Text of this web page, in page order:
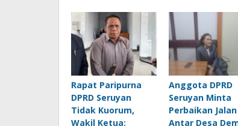
Rapat Paripurna
DPRD Seruyan
Tidak Kuorum,
Wakil Ketua:
Anggota DPRD
Seruyan Minta
Perbaikan Jalan
Antar Desa